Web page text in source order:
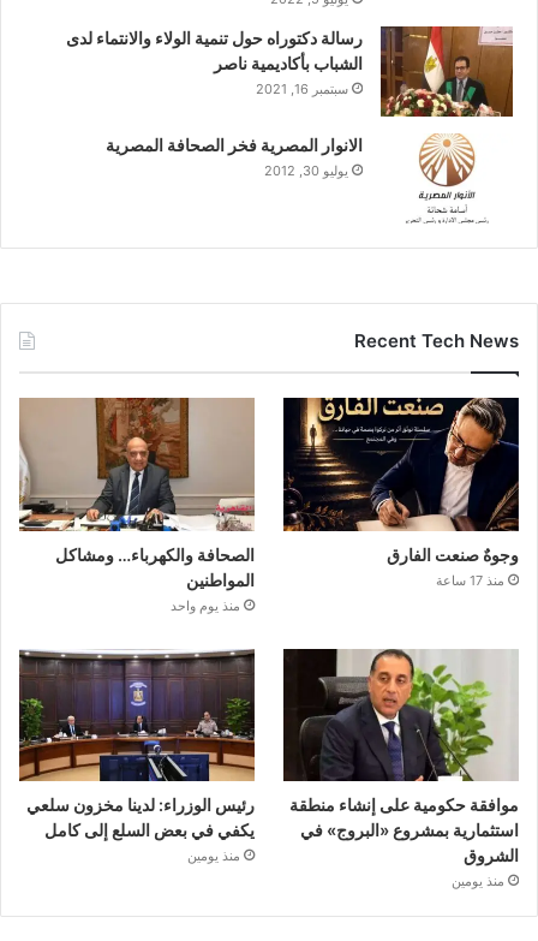
رسالة دكتوراه حول تنمية الولاء والانتماء لدى
الشباب بأكاديمية ناصر
سبتمبر 16, 2021
الانوار المصرية فخر الصحافة المصرية
يوليو 30, 2012
Recent Tech News
وجوهٌ صنعت الفارق
منذ 17 ساعة
الصحافة والكهرباء… ومشاكل
المواطنين
منذ يوم واحد
موافقة حكومية على إنشاء منطقة
استثمارية بمشروع «البروج» في
الشروق
منذ يومين
رئيس الوزراء: لدينا مخزون سلعي
يكفي في بعض السلع إلى كامل
منذ يومين